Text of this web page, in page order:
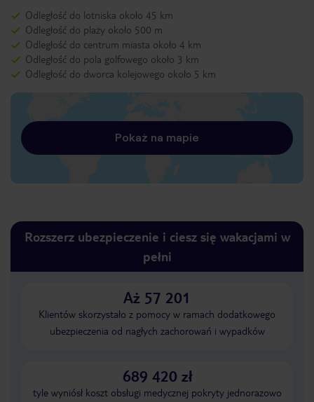
Odległość do lotniska około 45 km
Odległość do plaży około 500 m
Odległość do centrum miasta około 4 km
Odległość do pola golfowego około 3 km
Odległość do dworca kolejowego około 5 km
Pokaż na mapie
Rozszerz ubezpieczenie i ciesz się wakacjami w
pełni
Aż 57 201
Klientów skorzystało z pomocy w ramach dodatkowego
ubezpieczenia od nagłych zachorowań i wypadków
689 420 zł
tyle wyniósł koszt obsługi medycznej pokryty jednorazowo